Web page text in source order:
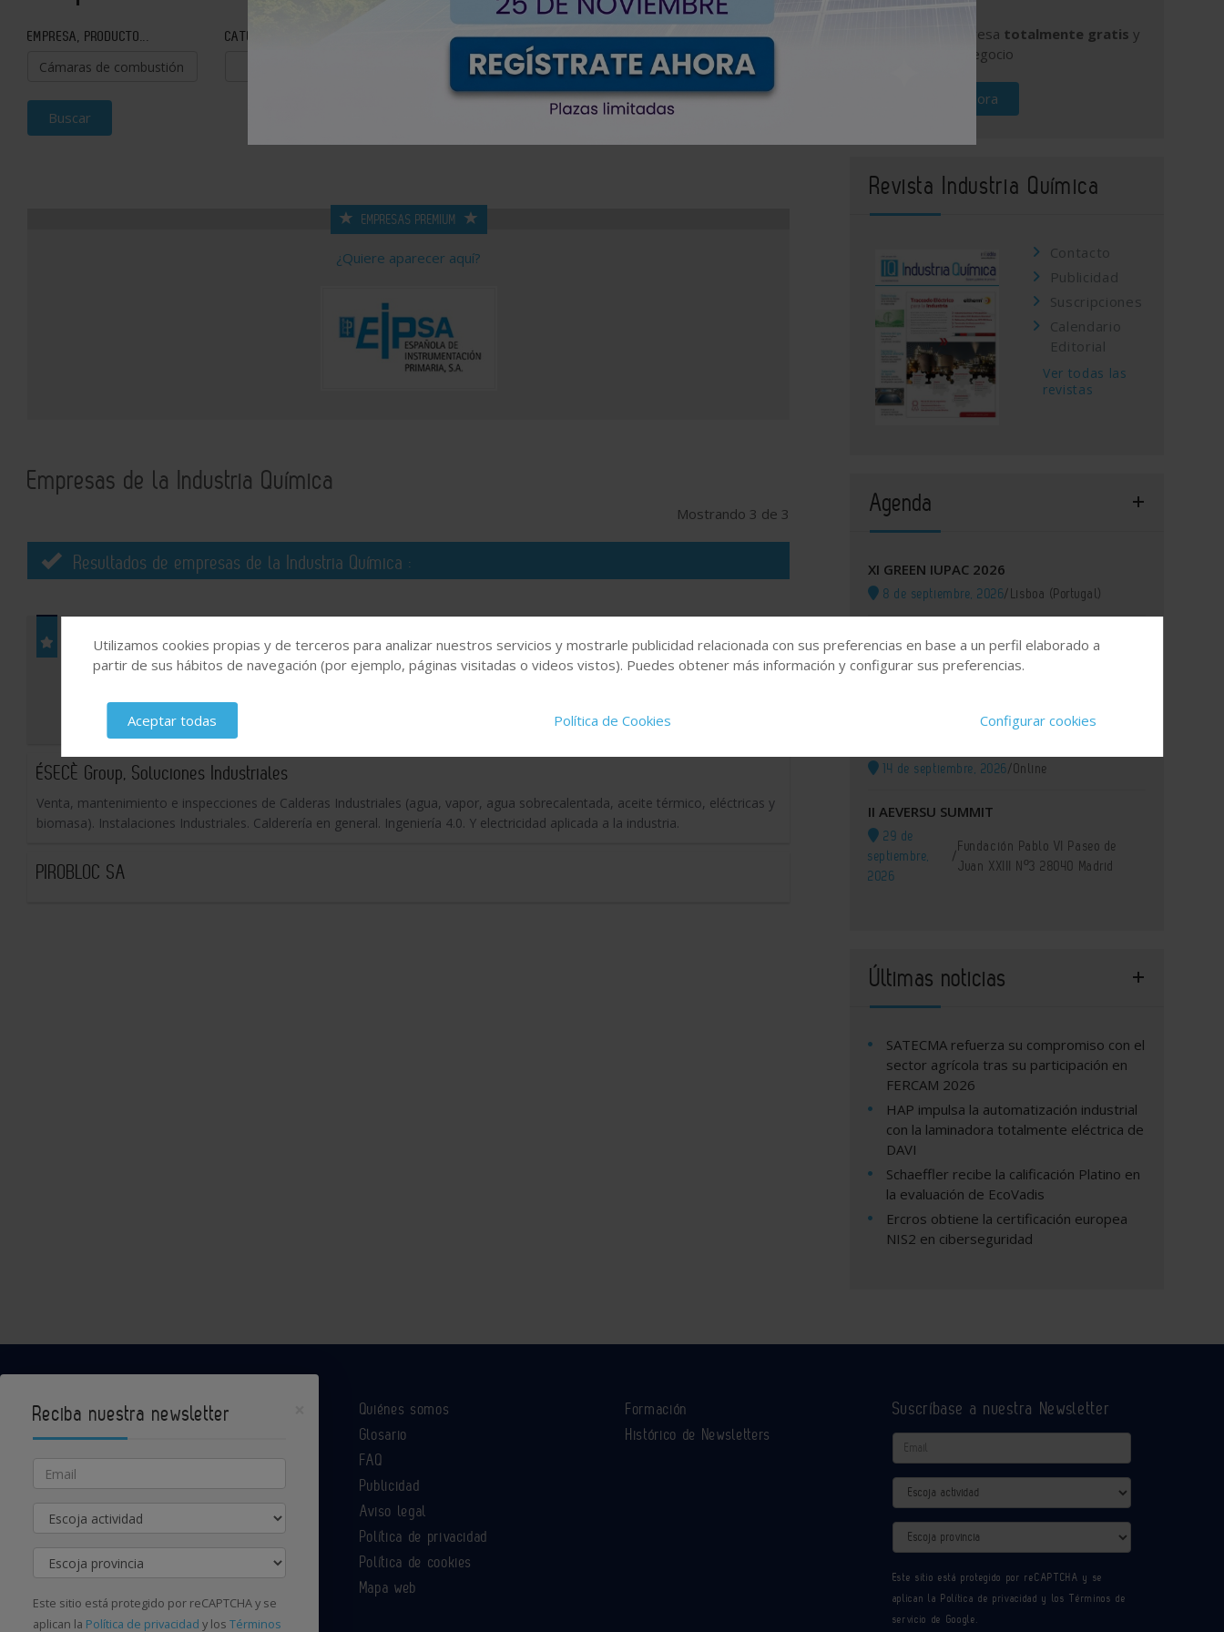
EMPRESA, PRODUCTO... CATEGORÍA SUBCATEGORÍA PROVINCIA
Buscar
EMPRESAS PREMIUM
¿Quiere aparecer aquí?
Empresas de la Industria Química
Mostrando 3 de 3
Resultados de empresas de la Industria Química :
ESPAÑOLA DE INSTRUMENTACION PRIMARIA, S.A. (EIPSA)
Diseñamos, calculamos y fabricamos todos los elementos primarios para la medida de caudal y
aplicaciones en media y alta presión.
ÉSECÈ Group, Soluciones Industriales
Venta, mantenimiento e inspecciones de Calderas Industriales (agua, vapor, agua sobrecalentada, aceite térmico, eléctricas y
biomasa). Instalaciones Industriales. Calderería en general. Ingeniería 4.0. Y electricidad aplicada a la industria.
PIROBLOC SA
Publique su empresa totalmente gratis y
promocione su negocio
Regístrese ahora
Revista Industria Química
Contacto
Publicidad
Suscripciones
Calendario
Editorial
Ver todas las
revistas
Agenda
XI GREEN IUPAC 2026
8 de septiembre, 2026/Lisboa (Portugal)
Battery & Energy Storage Tech Europe
2026
Itinerario Formativo Especializado para
14 de septiembre, 2026/Online
II AEVERSU SUMMIT
29 de
septiembre,
2026
/
Fundación Pablo VI Paseo de
Juan XXIII Nº3 28040 Madrid
Últimas noticias
SATECMA refuerza su compromiso con el
sector agrícola tras su participación en
FERCAM 2026
HAP impulsa la automatización industrial
con la laminadora totalmente eléctrica de
DAVI
Schaeffler recibe la calificación Platino en
la evaluación de EcoVadis
Ercros obtiene la certificación europea
NIS2 en ciberseguridad
Contacte con nosotros
Quiénes somos
Glosario
FAQ
Publicidad
Aviso legal
Política de privacidad
Política de cookies
Mapa web
Formación
Histórico de Newsletters
Suscríbase a nuestra Newsletter
Email
Actividad
Provincia
Este sitio está protegido por reCAPTCHA y se
aplican la Política de privacidad y losTérminos de
servicio de Google.
Utilizamos cookies propias y de terceros para analizar nuestros servicios y mostrarle publicidad relacionada con sus preferencias en base a un perfil elaborado a
partir de sus hábitos de navegación (por ejemplo, páginas visitadas o videos vistos). Puedes obtener más información y configurar sus preferencias.
Aceptar todas Política de Cookies Configurar cookies
Reciba nuestra newsletter
Email
Actividad
Provincia
Este sitio está protegido por reCAPTCHA y se
aplican la Política de privacidad y los Términos